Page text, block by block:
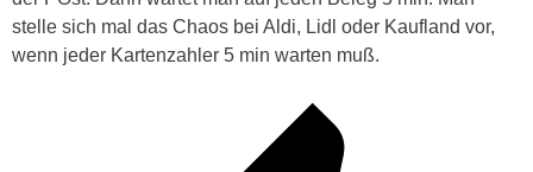
stelle sich mal das Chaos bei Aldi, Lidl oder Kaufland vor,
wenn jeder Kartenzahler 5 min warten muß.